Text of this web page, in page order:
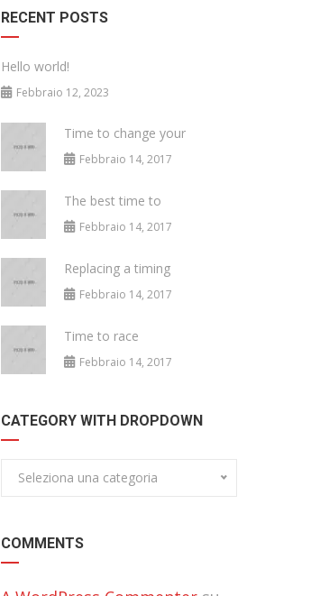
RECENT POSTS
Hello world!
Febbraio 12, 2023
Time to change your
Febbraio 14, 2017
The best time to
Febbraio 14, 2017
Replacing a timing
Febbraio 14, 2017
Time to race
Febbraio 14, 2017
CATEGORY WITH DROPDOWN
Seleziona una categoria
COMMENTS